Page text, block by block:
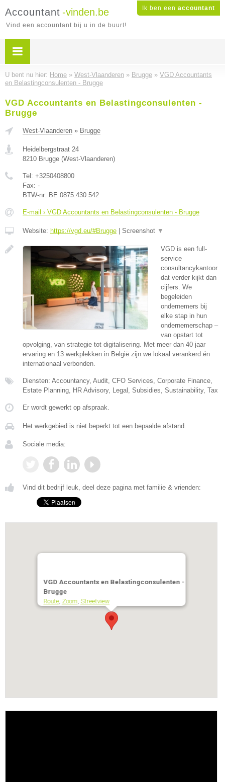
Ik ben een accountant
Accountant -vinden.be
Vind een accountant bij u in de buurt!
U bent nu hier: Home » West-Vlaanderen » Brugge » VGD Accountants
en Belastingconsulenten - Brugge
VGD Accountants en Belastingconsulenten -
Brugge
West-Vlaanderen » Brugge
Heidelbergstraat 24
8210 Brugge (West-Vlaanderen)
Tel: +3250408800
Fax: -
BTW-nr: BE 0875.430.542
E-mail › VGD Accountants en Belastingconsulenten - Brugge
Website: https://vgd.eu/#Brugge Screenshot ▼
VGD is een full-
service
consultancykantoor
dat verder kijkt dan
cijfers. We
begeleiden
ondernemers bij
elke stap in hun
ondernemerschap –
van opstart tot
opvolging, van strategie tot digitalisering. Met meer dan 40 jaar
ervaring en 13 werkplekken in België zijn we lokaal verankerd én
internationaal verbonden.
Diensten: Accountancy, Audit, CFO Services, Corporate Finance,
Estate Planning, HR Advisory, Legal, Subsidies, Sustainability, Tax
Er wordt gewerkt op afspraak.
Het werkgebied is niet beperkt tot een bepaalde afstand.
Sociale media:
Vind dit bedrijf leuk, deel deze pagina met familie & vrienden:
VGD Accountants en Belastingconsulenten -
Brugge
Route, Zoom, Streetview